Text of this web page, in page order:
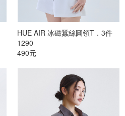
HUE AIR 冰磁蠶絲圓領T．3件
1290
490元